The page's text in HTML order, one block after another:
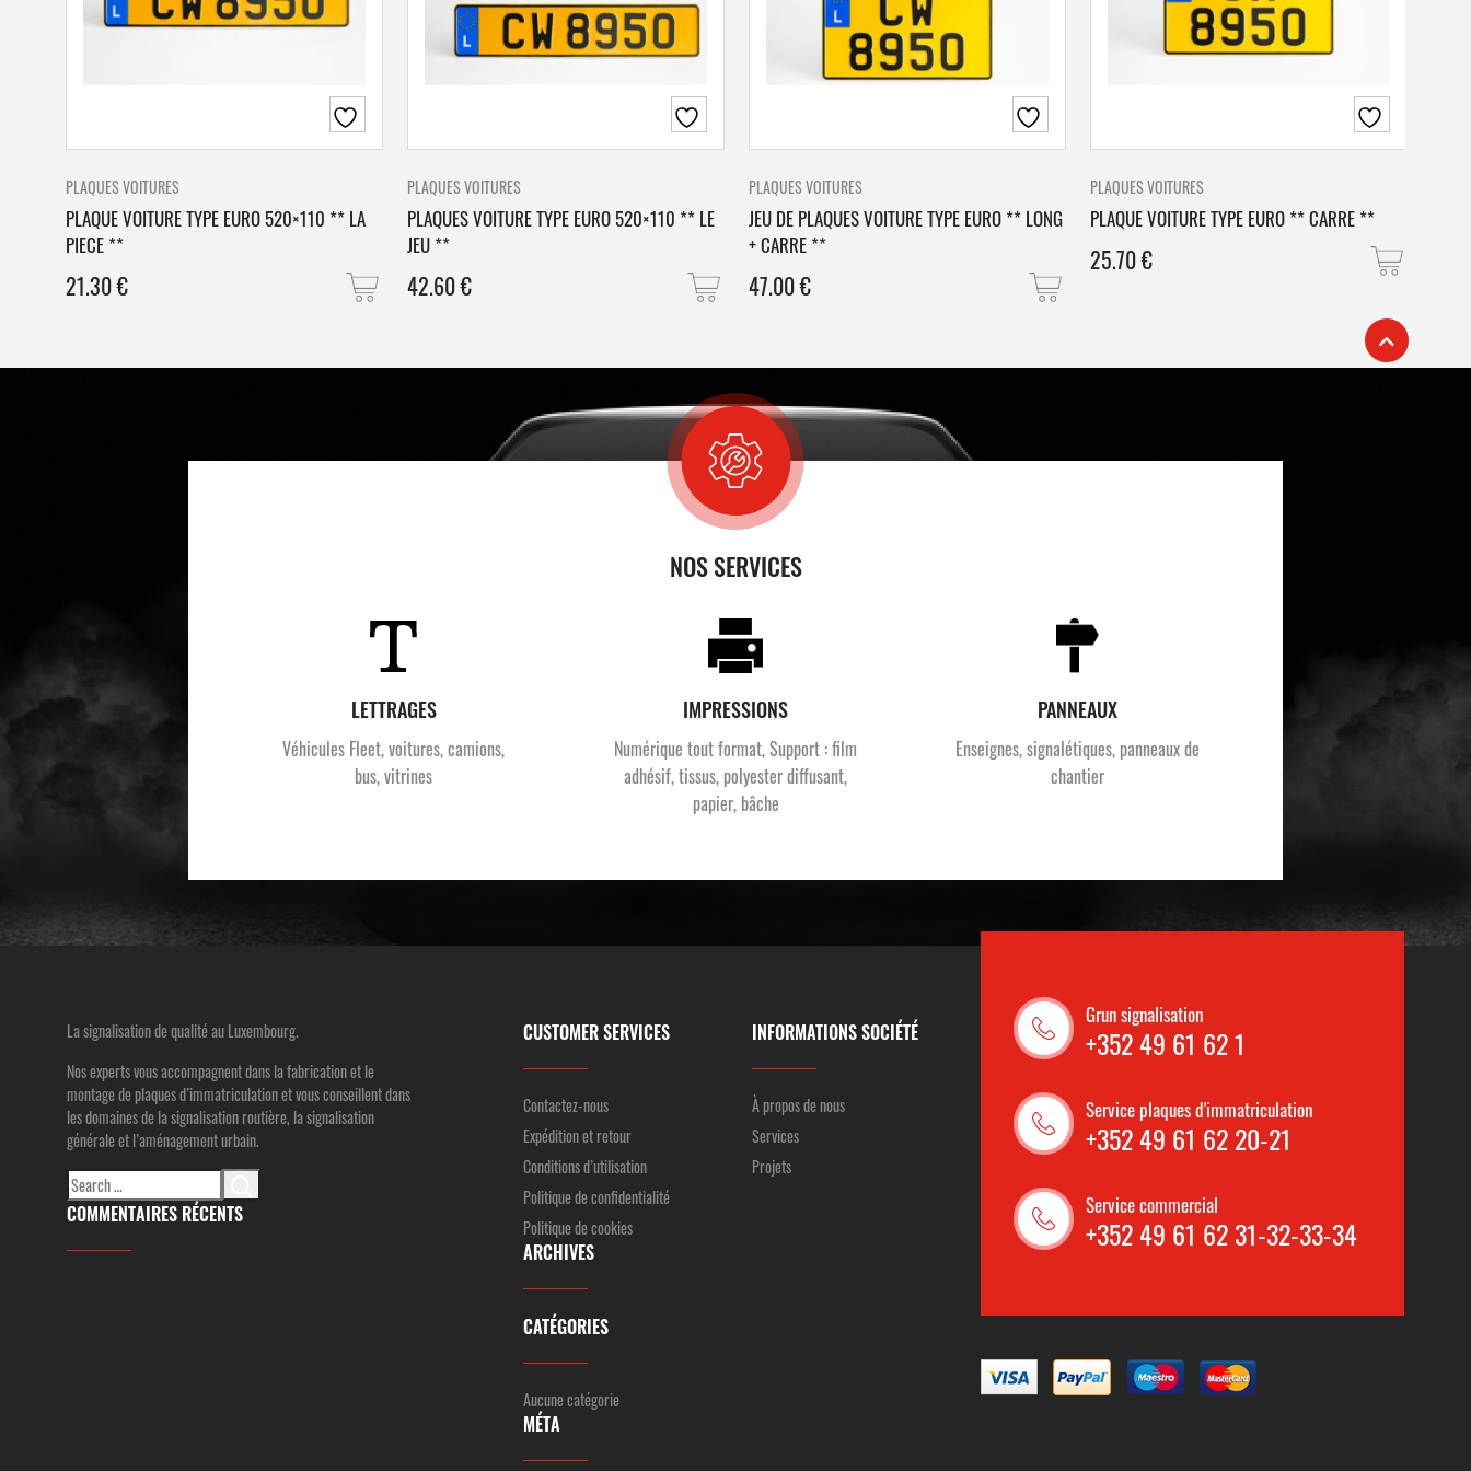
PLAQUES VOITURES
PLAQUE VOITURE TYPE EURO 520×110 ** LA
PIECE **
21.30€
PLAQUES VOITURES
PLAQUES VOITURE TYPE EURO 520×110 ** LE
JEU **
42.60€
PLAQUES VOITURES
JEU DE PLAQUES VOITURE TYPE EURO ** LONG
+ CARRE **
47.00€
PLAQUES VOITURES
PLAQUE VOITURE TYPE EURO ** CARRE **
25.70€
NOS SERVICES
LETTRAGES
Véhicules Fleet, voitures, camions,
bus, vitrines
IMPRESSIONS
Numérique tout format, Support : film
adhésif, tissus, polyester diffusant,
papier, bâche
PANNEAUX
Enseignes, signalétiques, panneaux de
chantier
La signalisation de qualité au Luxembourg.
Nos experts vous accompagnent dans la fabrication et le
montage de plaques d’immatriculation et vous conseillent dans
les domaines de la signalisation routière, la signalisation
générale et l’aménagement urbain.
Search
for:
COMMENTAIRES RÉCENTS
CUSTOMER SERVICES
Contactez-nous
Expédition et retour
Conditions d’utilisation
Politique de confidentialité
Politique de cookies
ARCHIVES
CATÉGORIES
Aucune catégorie
MÉTA
INFORMATIONS SOCIÉTÉ
À propos de nous
Services
Projets
Grun signalisation
+352 49 61 62 1
Service plaques d'immatriculation
+352 49 61 62 20-21
Service commercial
+352 49 61 62 31-32-33-34